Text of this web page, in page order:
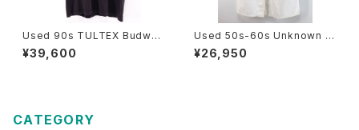
Used 90s TULTEX Budwei
ser Black 3Frog Both Grap
hic T-Shirt Size L 古着
¥39,600
Used 50s-60s Unknown W
hite Cotton Duster Coat Si
ze L 相当 古着
¥26,950
CATEGORY